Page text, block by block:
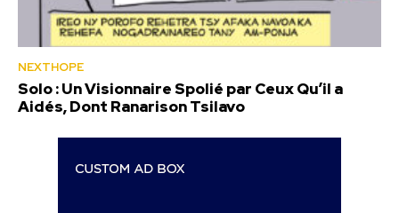
NEXTHOPE
Solo : Un Visionnaire Spolié par Ceux Qu’il a
Aidés, Dont Ranarison Tsilavo